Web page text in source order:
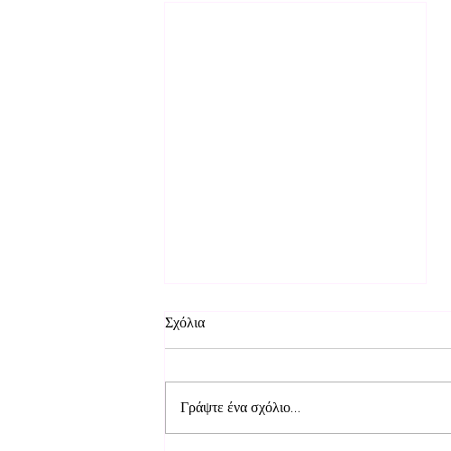
Σχόλια
Γράψτε ένα σχόλιο...